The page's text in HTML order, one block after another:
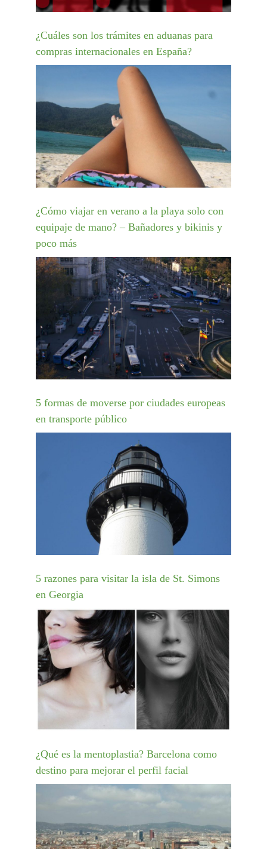
¿Cuáles son los trámites en aduanas para
compras internacionales en España?
¿Cómo viajar en verano a la playa solo con
equipaje de mano? – Bañadores y bikinis y
poco más
5 formas de moverse por ciudades europeas
en transporte público
5 razones para visitar la isla de St. Simons
en Georgia
¿Qué es la mentoplastia? Barcelona como
destino para mejorar el perfil facial